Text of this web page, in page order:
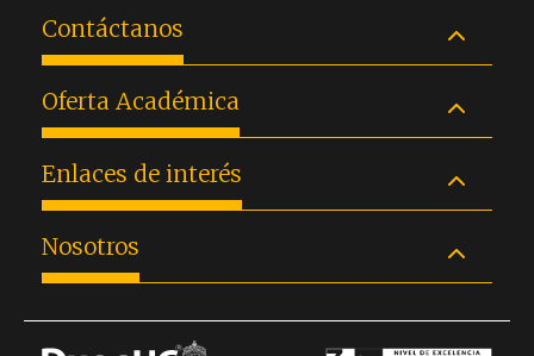
Contáctanos
Oferta Académica
Enlaces de interés
Nosotros